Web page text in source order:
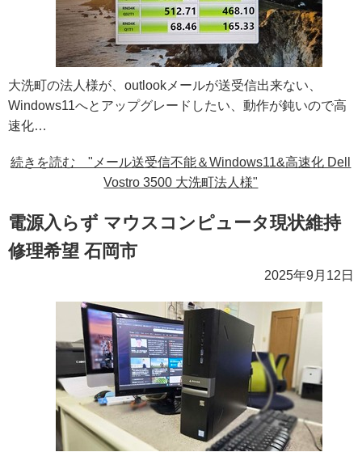
大洗町の法人様が、outlookメールが送受信出来ない、
Windows11へとアップグレードしたい、動作が鈍いので高
速化…
続きを読む "メール送受信不能＆Windows11&高速化 Dell
Vostro 3500 大洗町法人様"
電源入らず マウスコンピュータ現状維持
修理希望 石岡市
2025年9月12日